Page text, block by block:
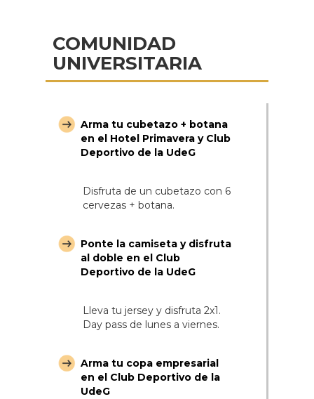
COMUNIDAD
UNIVERSITARIA
Arma tu cubetazo + botana
en el Hotel Primavera y Club
Deportivo de la UdeG
Disfruta de un cubetazo con 6
cervezas + botana.
Ponte la camiseta y disfruta
al doble en el Club
Deportivo de la UdeG
Lleva tu jersey y disfruta 2x1.
Day pass de lunes a viernes.
Arma tu copa empresarial
en el Club Deportivo de la
UdeG